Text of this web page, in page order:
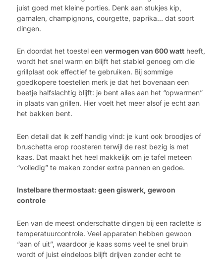
juist goed met kleine porties. Denk aan stukjes kip,
garnalen, champignons, courgette, paprika… dat soort
dingen.
En doordat het toestel een vermogen van 600 watt heeft,
wordt het snel warm en blijft het stabiel genoeg om die
grillplaat ook effectief te gebruiken. Bij sommige
goedkopere toestellen merk je dat het bovenaan een
beetje halfslachtig blijft: je bent alles aan het “opwarmen”
in plaats van grillen. Hier voelt het meer alsof je echt aan
het bakken bent.
Een detail dat ik zelf handig vind: je kunt ook broodjes of
bruschetta erop roosteren terwijl de rest bezig is met
kaas. Dat maakt het heel makkelijk om je tafel meteen
“volledig” te maken zonder extra pannen en gedoe.
Instelbare thermostaat: geen giswerk, gewoon
controle
Een van de meest onderschatte dingen bij een raclette is
temperatuurcontrole. Veel apparaten hebben gewoon
“aan of uit”, waardoor je kaas soms veel te snel bruin
wordt of juist eindeloos blijft drijven zonder echt te